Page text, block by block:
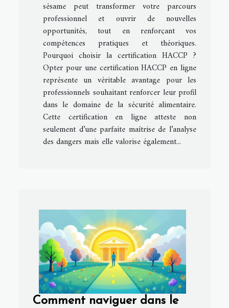
sésame peut transformer votre parcours
professionnel et ouvrir de nouvelles
opportunités, tout en renforçant vos
compétences pratiques et théoriques.
Pourquoi choisir la certification HACCP ?
Opter pour une certification HACCP en ligne
représente un véritable avantage pour les
professionnels souhaitant renforcer leur profil
dans le domaine de la sécurité alimentaire.
Cette certification en ligne atteste non
seulement d’une parfaite maîtrise de l’analyse
des dangers mais elle valorise également...
Comment naviguer dans le